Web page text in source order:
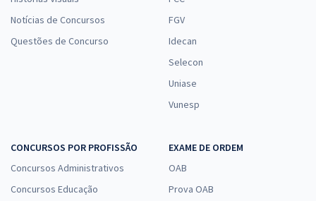
Notícias de Concursos
Questões de Concurso
FGV
Idecan
Selecon
Uniase
Vunesp
CONCURSOS POR PROFISSÃO
Concursos Administrativos
Concursos Educação
EXAME DE ORDEM
OAB
Prova OAB